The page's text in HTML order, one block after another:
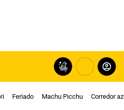
Feriado Machu Picchu Corredor